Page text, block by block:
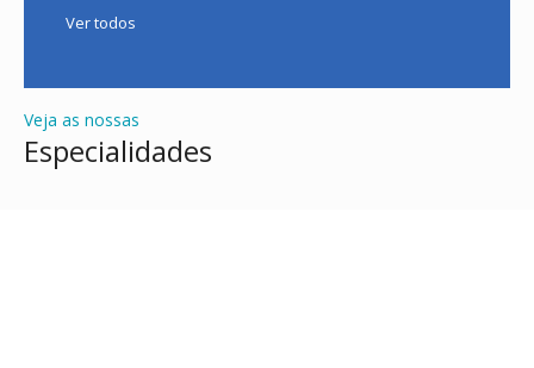
Ver todos
Veja as nossas
Especialidades